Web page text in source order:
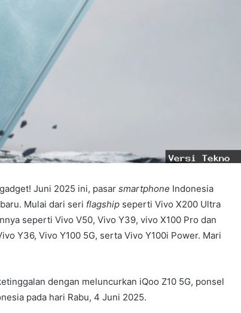
Juni 2025 ini, pasar smartphone Indonesia
Mulai dari seri flagship seperti Vivo X200 Ultra
seperti Vivo V50, Vivo Y39, vivo X100 Pro dan
Y36, Vivo Y100 5G, serta Vivo Y100i Power. Mari
dengan meluncurkan iQoo Z10 5G, ponsel
pada hari Rabu, 4 Juni 2025.